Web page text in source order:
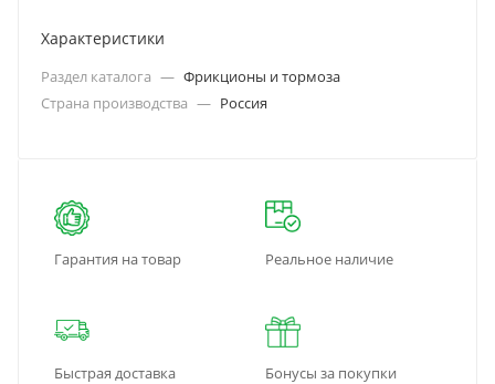
Характеристики
Раздел каталога — Фрикционы и тормоза
Страна производства — Россия
Гарантия на товар Реальное наличие
Быстрая доставка Бонусы за покупки